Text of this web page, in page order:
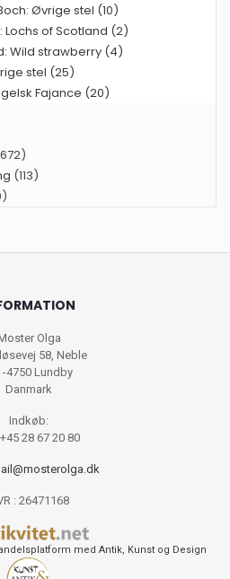
Øvrige stel (10)
of Scotland (2)
Wild strawberry (4)
stel (25)
Fajance (20)
(113)
Olga
58, Neble
-4750 Lundby
Danmark
Indkøb:
28 67 20 80
: 26471168
med Antik, Kunst og Design